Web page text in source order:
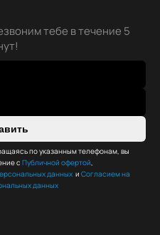
тебе в течение 5
по указанным телефонам, вы
с Публичной офертой
данных и Согласием на
данных